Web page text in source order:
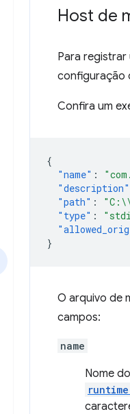
Host de
Para registrar
configuração
Confira um
{
"name" :
"description"
"path" :
"type" :
}
O arquivo de
campos:
name
Nome